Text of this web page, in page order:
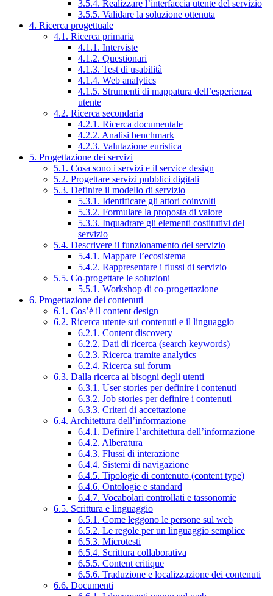
3.5.4. Realizzare l’interfaccia utente del servizio
3.5.5. Validare la soluzione ottenuta
4. Ricerca progettuale
4.1. Ricerca primaria
4.1.1. Interviste
4.1.2. Questionari
4.1.3. Test di usabilità
4.1.4. Web analytics
4.1.5. Strumenti di mappatura dell’esperienza
utente
4.2. Ricerca secondaria
4.2.1. Ricerca documentale
4.2.2. Analisi benchmark
4.2.3. Valutazione euristica
5. Progettazione dei servizi
5.1. Cosa sono i servizi e il service design
5.2. Progettare servizi pubblici digitali
5.3. Definire il modello di servizio
5.3.1. Identificare gli attori coinvolti
5.3.2. Formulare la proposta di valore
5.3.3. Inquadrare gli elementi costitutivi del
servizio
5.4. Descrivere il funzionamento del servizio
5.4.1. Mappare l’ecosistema
5.4.2. Rappresentare i flussi di servizio
5.5. Co-progettare le soluzioni
5.5.1. Workshop di co-progettazione
6. Progettazione dei contenuti
6.1. Cos’è il content design
6.2. Ricerca utente sui contenuti e il linguaggio
6.2.1. Content discovery
6.2.2. Dati di ricerca (search keywords)
6.2.3. Ricerca tramite analytics
6.2.4. Ricerca sui forum
6.3. Dalla ricerca ai bisogni degli utenti
6.3.1. User stories per definire i contenuti
6.3.2. Job stories per definire i contenuti
6.3.3. Criteri di accettazione
6.4. Architettura dell’informazione
6.4.1. Definire l’architettura dell’informazione
6.4.2. Alberatura
6.4.3. Flussi di interazione
6.4.4. Sistemi di navigazione
6.4.5. Tipologie di contenuto (content type)
6.4.6. Ontologie e standard
6.4.7. Vocabolari controllati e tassonomie
6.5. Scrittura e linguaggio
6.5.1. Come leggono le persone sul web
6.5.2. Le regole per un linguaggio semplice
6.5.3. Microtesti
6.5.4. Scrittura collaborativa
6.5.5. Content critique
6.5.6. Traduzione e localizzazione dei contenuti
6.6. Documenti